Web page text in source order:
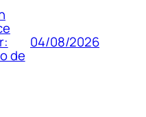
de
04/08/2026